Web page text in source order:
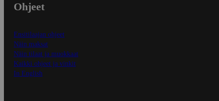
Ohjeet
Ensitilaajan ohjeet
Näin maksat
Näin tilaat ja muokkaat
Kaikki ohjeet ja vinkit
In English